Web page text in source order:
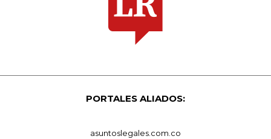
PORTALES ALIADOS:
asuntoslegales.com.co